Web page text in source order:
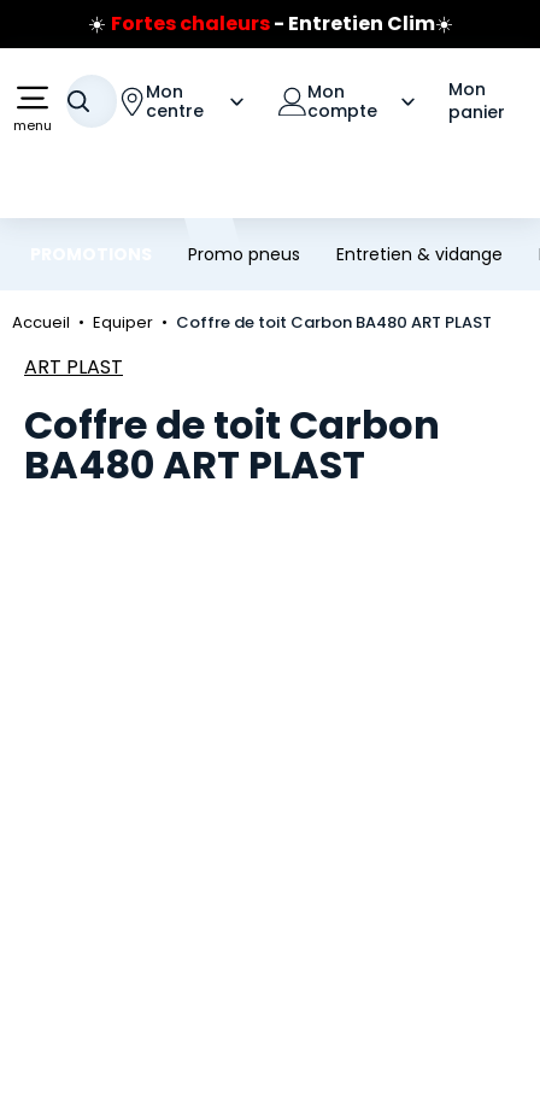
Aller au contenu principal
Aller à la navigation
☀️ Fortes chaleurs- Entretien Clim☀️
Prix coûtant pneus Bridgestone
🔥
Jusqu'à 120€ remboursés
sur les pneus Bridgestone
menu
Votre recherche
Mon
centre
Mon
compte
Mon
panier
Promo pneus Entretien & vidange
Accueil Equiper Coffre de toit Carbon BA480 ART PLAST
Marque
ART PLAST
Coffre de toit Carbon
BA480 ART PLAST